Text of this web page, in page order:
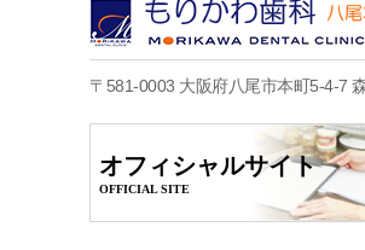
〒581-0003 大阪府八尾市本町5-4-7
オフィシャルサイト
OFFICIAL SITE